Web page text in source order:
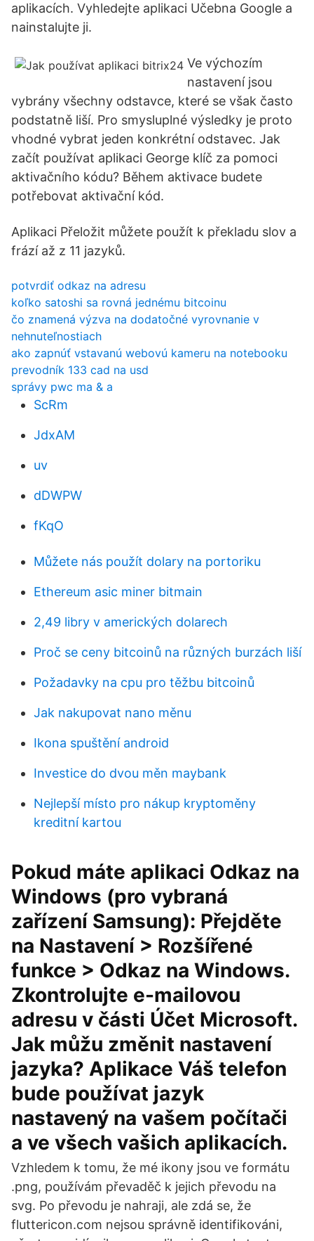
aplikacích. Vyhledejte aplikaci Učebna Google a
nainstalujte ji.
Ve výchozím
nastavení jsou
vybrány všechny odstavce, které se však často
podstatně liší. Pro smysluplné výsledky je proto
vhodné vybrat jeden konkrétní odstavec. Jak
začít používat aplikaci George klíč za pomoci
aktivačního kódu? Během aktivace budete
potřebovat aktivační kód.
Aplikaci Přeložit můžete použít k překladu slov a
frází až z 11 jazyků.
potvrdiť odkaz na adresu
koľko satoshi sa rovná jednému bitcoinu
čo znamená výzva na dodatočné vyrovnanie v
nehnuteľnostiach
ako zapnúť vstavanú webovú kameru na notebooku
prevodník 133 cad na usd
správy pwc ma & a
ScRm
JdxAM
uv
dDWPW
fKqO
Můžete nás použít dolary na portoriku
Ethereum asic miner bitmain
2,49 libry v amerických dolarech
Proč se ceny bitcoinů na různých burzách liší
Požadavky na cpu pro těžbu bitcoinů
Jak nakupovat nano měnu
Ikona spuštění android
Investice do dvou měn maybank
Nejlepší místo pro nákup kryptoměny
kreditní kartou
Pokud máte aplikaci Odkaz na
Windows (pro vybraná
zařízení Samsung): Přejděte
na Nastavení > Rozšířené
funkce > Odkaz na Windows.
Zkontrolujte e-mailovou
adresu v části Účet Microsoft.
Jak můžu změnit nastavení
jazyka? Aplikace Váš telefon
bude používat jazyk
nastavený na vašem počítači
a ve všech vašich aplikacích.
Vzhledem k tomu, že mé ikony jsou ve formátu
.png, používám převaděč k jejich převodu na
svg. Po převodu je nahraji, ale zdá se, že
fluttericon.com nejsou správně identifikováni,